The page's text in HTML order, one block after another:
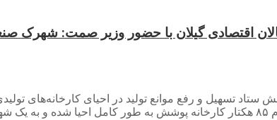
اقتصادی گیلان با حضور وزیر صمت: شهرک
ستاد تسهیل و رفع موانع تولید در احیای